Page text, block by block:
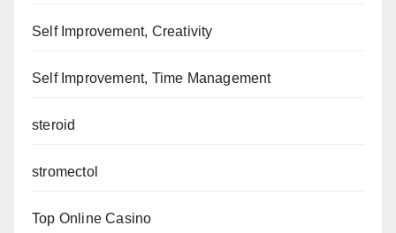
Self Improvement, Creativity
Self Improvement, Time Management
steroid
stromectol
Top Online Casino